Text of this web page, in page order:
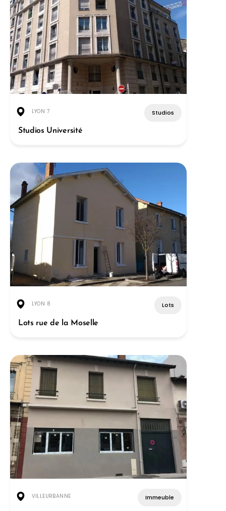
LYON 7 Studios
Studios Université
LYON 8 Lots
Lots rue de la Moselle
VILLEURBANNE Immeuble